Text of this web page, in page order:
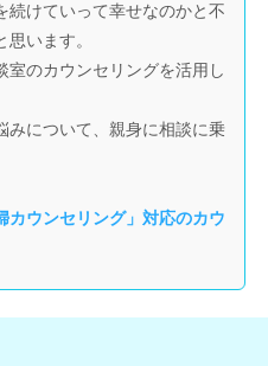
続けていって幸せなのかと不
います。
室のカウンセリングを活用し
みについて、親身に相談に乗
カウンセリング」対応のカウ